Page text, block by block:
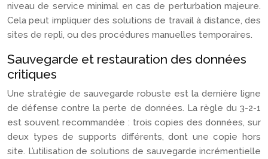
niveau de service minimal en cas de perturbation majeure.
Cela peut impliquer des solutions de travail à distance, des
sites de repli, ou des procédures manuelles temporaires.
Sauvegarde et restauration des données
critiques
Une stratégie de sauvegarde robuste est la dernière ligne
de défense contre la perte de données. La règle du 3-2-1
est souvent recommandée : trois copies des données, sur
deux types de supports différents, dont une copie hors
site. L’utilisation de solutions de sauvegarde incrémentielle